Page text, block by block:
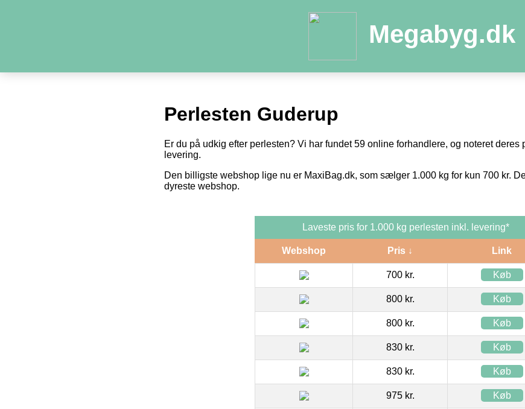
Megabyg.dk
Perlesten Guderup
Er du på udkig efter perlesten? Vi har fundet 59 online forhandlere, og noteret deres
levering.
Den billigste webshop lige nu er MaxiBag.dk, som sælger 1.000 kg for kun 700 kr.
dyreste webshop.
Laveste pris for 1.000 kg perlesten inkl. levering*
Webshop Pris ↓ Link
700 kr. Køb
800 kr. Køb
800 kr. Køb
830 kr. Køb
830 kr. Køb
975 kr. Køb